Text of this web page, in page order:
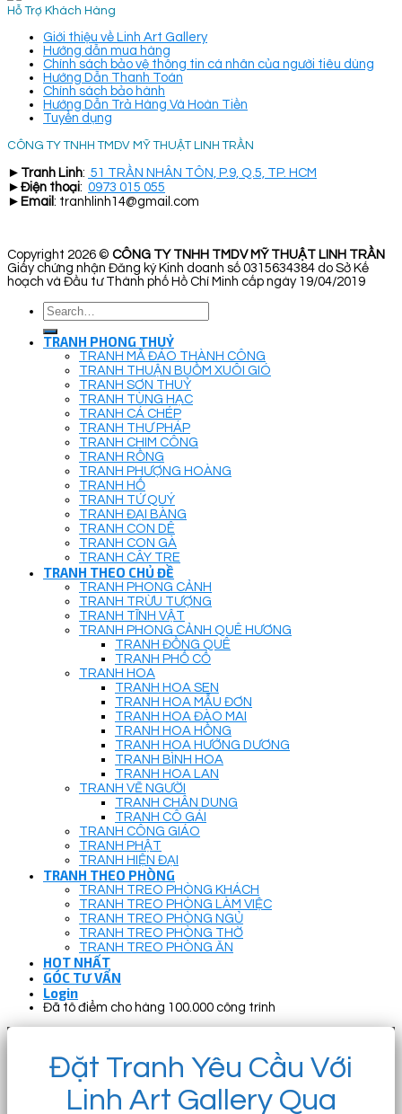
Hỗ Trợ Khách Hàng
Giới thiệu về Linh Art Gallery
Hướng dẫn mua hàng
Chính sách bảo vệ thông tin cá nhân của người tiêu dùng
Hướng Dẫn Thanh Toán
Chính sách bảo hành
Hướng Dẫn Trả Hàng Và Hoàn Tiền
Tuyển dụng
CÔNG TY TNHH TMDV MỸ THUẬT LINH TRẦN
► Tranh Linh: 51 TRẦN NHÂN TÔN, P.9, Q.5, TP. HCM
► Điện thoại: 0973 015 055
► Email : tranhlinh14@gmail.com
Copyright 2026 © CÔNG TY TNHH TMDV MỸ THUẬT LINH TRẦN
Giấy chứng nhận Đăng ký Kinh doanh số 0315634384 do Sở Kế
hoạch và Đầu tư Thành phố Hồ Chí Minh cấp ngày 19/04/2019
Search
for:
TRANH PHONG THUỶ
TRANH MÃ ĐÁO THÀNH CÔNG
TRANH THUẬN BUỒM XUÔI GIÓ
TRANH SƠN THUỶ
TRANH TÙNG HẠC
TRANH CÁ CHÉP
TRANH THƯ PHÁP
TRANH CHIM CÔNG
TRANH RỒNG
TRANH PHƯỢNG HOÀNG
TRANH HỔ
TRANH TỨ QUÝ
TRANH ĐẠI BÀNG
TRANH CON DÊ
TRANH CON GÀ
TRANH CÂY TRE
TRANH THEO CHỦ ĐỀ
TRANH PHONG CẢNH
TRANH TRỪU TƯỢNG
TRANH TĨNH VẬT
TRANH PHONG CẢNH QUÊ HƯƠNG
TRANH ĐỒNG QUÊ
TRANH PHỐ CỔ
TRANH HOA
TRANH HOA SEN
TRANH HOA MẪU ĐƠN
TRANH HOA ĐÀO MAI
TRANH HOA HỒNG
TRANH HOA HƯỚNG DƯƠNG
TRANH BÌNH HOA
TRANH HOA LAN
TRANH VẼ NGƯỜI
TRANH CHÂN DUNG
TRANH CÔ GÁI
TRANH CÔNG GIÁO
TRANH PHẬT
TRANH HIỆN ĐẠI
TRANH THEO PHÒNG
TRANH TREO PHÒNG KHÁCH
TRANH TREO PHÒNG LÀM VIỆC
TRANH TREO PHÒNG NGỦ
TRANH TREO PHÒNG THỜ
TRANH TREO PHÒNG ĂN
HOT NHẤT
GÓC TƯ VẤN
Login
Đã tô điểm cho hàng 100.000 công trình
Đặt Tranh Yêu Cầu Với
Linh Art Gallery Qua